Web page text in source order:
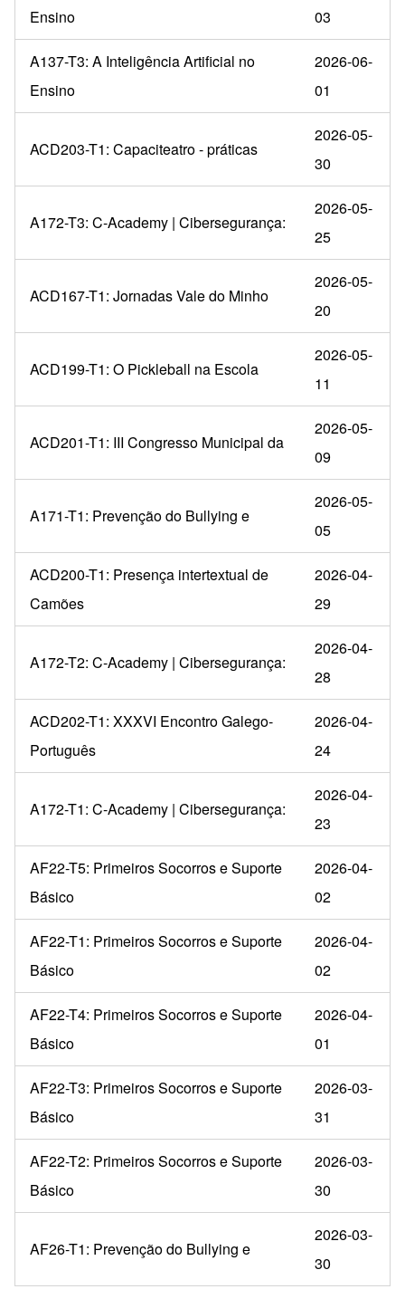
Ensino
03
A137-T3: A Inteligência Artificial no
Ensino
2026-06-
01
ACD203-T1: Capaciteatro - práticas
2026-05-
30
A172-T3: C-Academy | Cibersegurança:
2026-05-
25
ACD167-T1: Jornadas Vale do Minho
2026-05-
20
ACD199-T1: O Pickleball na Escola
2026-05-
11
ACD201-T1: III Congresso Municipal da
2026-05-
09
A171-T1: Prevenção do Bullying e
2026-05-
05
ACD200-T1: Presença intertextual de
Camões
2026-04-
29
A172-T2: C-Academy | Cibersegurança:
2026-04-
28
ACD202-T1: XXXVI Encontro Galego-
Português
2026-04-
24
A172-T1: C-Academy | Cibersegurança:
2026-04-
23
AF22-T5: Primeiros Socorros e Suporte
Básico
2026-04-
02
AF22-T1: Primeiros Socorros e Suporte
Básico
2026-04-
02
AF22-T4: Primeiros Socorros e Suporte
Básico
2026-04-
01
AF22-T3: Primeiros Socorros e Suporte
Básico
2026-03-
31
AF22-T2: Primeiros Socorros e Suporte
Básico
2026-03-
30
AF26-T1: Prevenção do Bullying e
2026-03-
30